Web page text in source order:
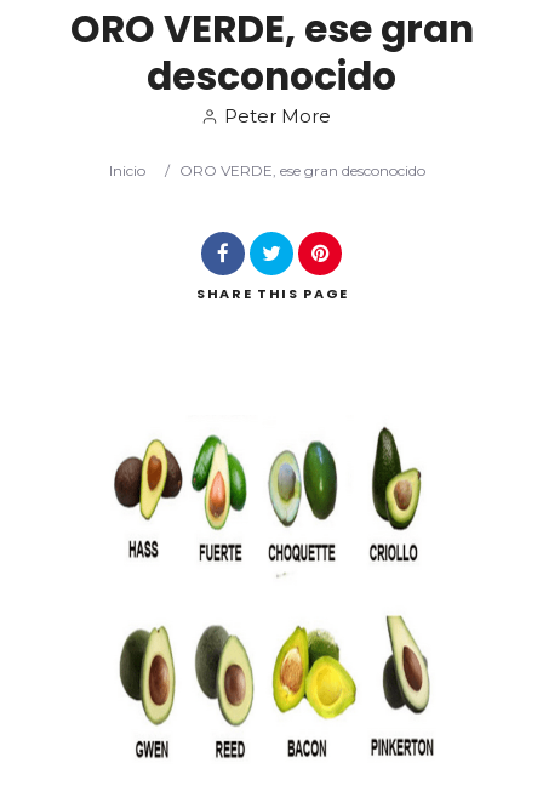
Buscar
ORO VERDE, ese gran
desconocido
Peter More
Inicio / ORO VERDE, ese gran desconocido
SHARE THIS PAGE